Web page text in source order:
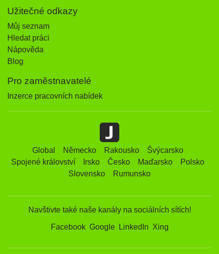
Užitečné odkazy
Můj seznam
Hledat práci
Nápověda
Blog
Pro zaměstnavatelé
Inzerce pracovních nabídek
Global Německo Rakousko
Švýcarsko
Spojené království
Irsko Česko Maďarsko
Polsko
Slovensko
Rumunsko
Navštivte také naše kanály na sociálních sítích!
Facebook Google LinkedIn Xing